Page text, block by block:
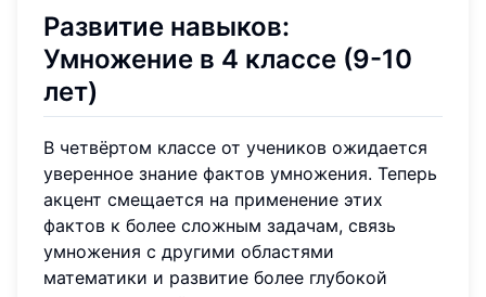
Развитие навыков:
Умножение в 4 классе (9-10
лет)
В четвёртом классе от учеников ожидается
уверенное знание фактов умножения. Теперь
акцент смещается на применение этих
фактов к более сложным задачам, связь
умножения с другими областями
математики и развитие более глубокой